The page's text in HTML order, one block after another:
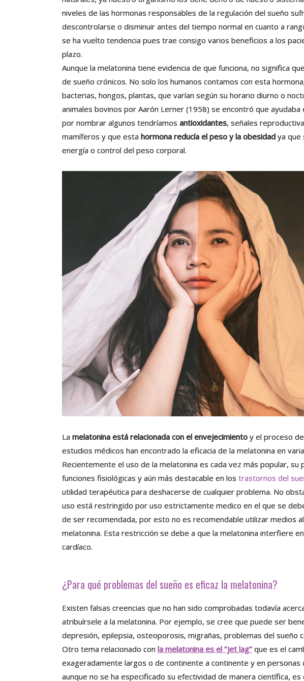
niveles de las hormonas responsables de la regulación del sueño
descontrolarse o disminuir antes del tiempo normal en cuanto a
se ha vuelto tendencia pues trae consigo varios beneficios a los
plazo.
Aunque la melatonina tiene evidencia de que funciona, no significa
de sueño crónicos. No solo los humanos contamos con esta
bacterias, hongos, plantas, que varían según su horario diurno o
animales bovinos por Aarón Lerner (1958) se encontró que
por nombrar algunos tendríamos antioxidantes, señales
mamíferos y que esta hormona reducía el peso y la obesidad ya que
energía o control del peso corporal.
La melatonina está relacionada con el envejecimiento y el proceso
estudios médicos han encontrado la eficacia de la melatonina en
Recientemente el uso de la melatonina es cada vez más popular,
funciones fisiológicas y aún más destacable en los trastornos del
utilidad terapéutica para deshacerse de cualquier problema. No
uso está restringido por uso estrictamente medico en el que se
de ser recomendada, por esto no es recomendable utilizar medios
melatonina. Esta restricción se debe a que la melatonina interfiere
cardíaco.
¿Para qué problemas del sueño es eficaz la melatonina?
Existen falsas creencias que no han sido comprobadas todavía
atribuírsele a la melatonina. Por ejemplo, se cree que puede ser
depresión, epilepsia, osteoporosis, migrañas, problemas del sueño
Otro tema relacionado con la melatonina es el ‘’jet lag’’ que es el
exageradamente largos o de continente a continente y en
aunque no se ha especificado su efectividad de manera científica,